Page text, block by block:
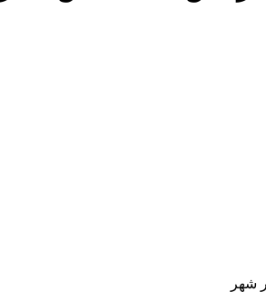
شهر